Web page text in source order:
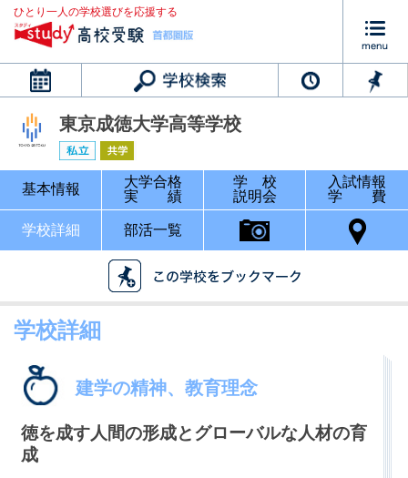
ひとり一人の学校選びを応援する
カレンダー
東京成徳大学高等学校
基本情報
大学合格
実 績
学 校
説明会
入試情報
学 費
学校詳細 部活一覧
学校詳細
建学の精神、教育理念
徳を成す人間の形成とグローバルな人材の育
成